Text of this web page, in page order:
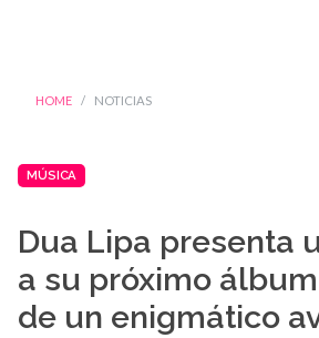
HOME NOTICIAS
MÚSICA
Dua Lipa presenta
a su próximo
de un enigmático